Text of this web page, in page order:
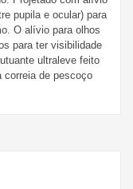
pupila e ocular) para
O alívio para olhos
para ter visibilidade
ultraleve feito
correia de pescoço